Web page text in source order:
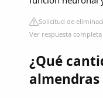
Solicitud de
Ver respuesta
¿Qué
almendras